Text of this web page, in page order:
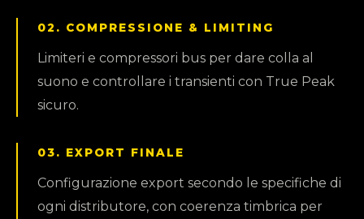
02. COMPRESSIONE & LIMITING
Limiteri e compressori bus per dare colla al
suono e controllare i transienti con True Peak
sicuro.
03. EXPORT FINALE
Configurazione export secondo le specifiche di
ogni distributore, con coerenza timbrica per